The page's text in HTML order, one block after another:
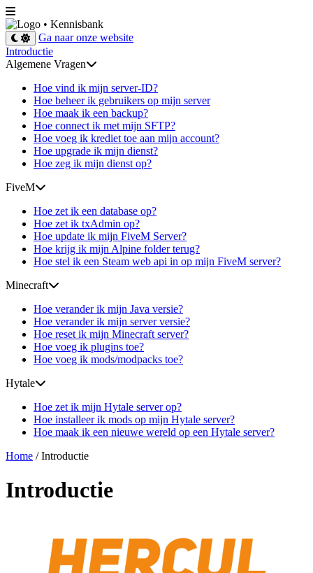
• Kennisbank
Ga naar onze website
Introductie
Algemene Vragen
Hoe vind ik mijn server-ID?
Hoe beheer ik gebruikers op mijn server
Hoe maak ik een backup?
Hoe connect ik met mijn SFTP?
Hoe voeg ik krediet toe aan mijn account?
Hoe upgrade ik mijn dienst?
Hoe zeg ik mijn dienst op?
FiveM
Hoe zet ik een database op?
Hoe zet ik txAdmin op?
Hoe update ik mijn FiveM Server?
Hoe krijg ik mijn Alpine folder terug?
Hoe stel ik een Steam web api in op mijn FiveM server?
Minecraft
Hoe verander ik mijn Java versie?
Hoe verander ik mijn server versie?
Hoe reset ik mijn Minecraft server?
Hoe voeg ik plugins toe?
Hoe voeg ik mods/modpacks toe?
Hytale
Hoe zet ik mijn Hytale server op?
Hoe installeer ik mods op mijn Hytale server?
Hoe maak ik een nieuwe wereld op een Hytale server?
Home /Introductie
Introductie